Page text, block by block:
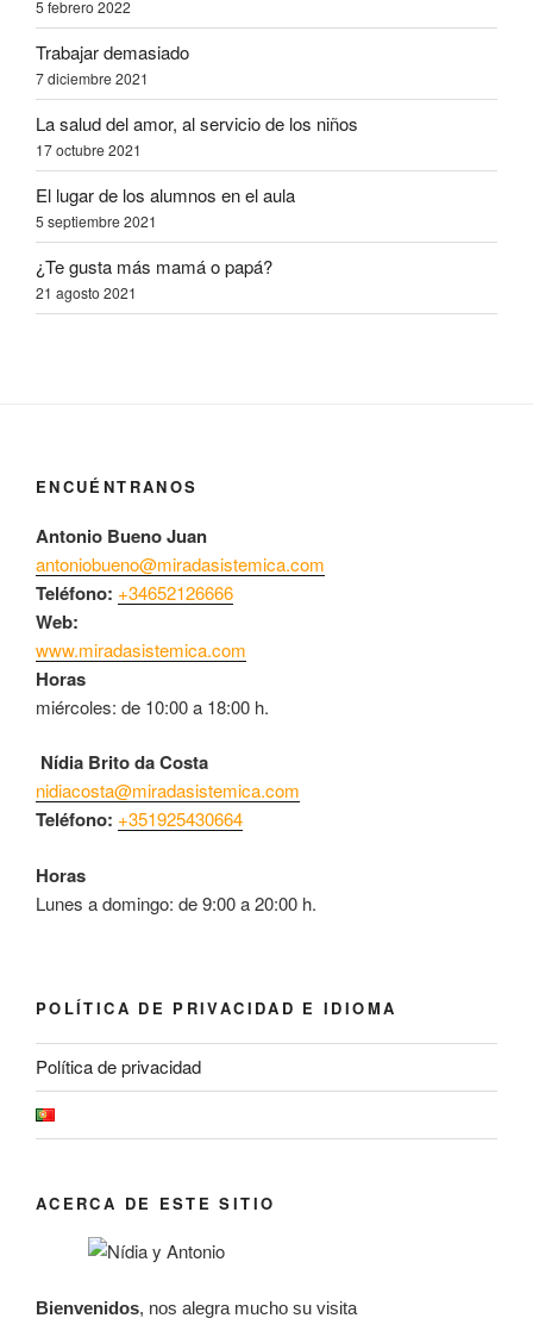
5 febrero 2022
Trabajar demasiado
7 diciembre 2021
La salud del amor, al servicio de los niños
17 octubre 2021
El lugar de los alumnos en el aula
5 septiembre 2021
¿Te gusta más mamá o papá?
21 agosto 2021
ENCUÉNTRANOS
Antonio Bueno Juan
antoniobueno@miradasistemica.com
Teléfono: +34652126666
Web:
www.miradasistemica.com
Horas
miércoles: de 10:00 a 18:00 h.
Nídia Brito da Costa
nidiacosta@miradasistemica.com
Teléfono: +351925430664
Horas
Lunes a domingo: de 9:00 a 20:00 h.
POLÍTICA DE PRIVACIDAD E IDIOMA
Política de privacidad
ACERCA DE ESTE SITIO
Bienvenidos, nos alegra mucho su visita